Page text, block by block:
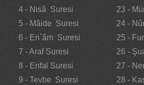
4 - Nisâ Suresi
5 - Mâide Suresi
6 - En`âm Suresi
7 - Araf Suresi
8 - Enfal Suresi
9 - Tevbe Suresi
23 -
24 -
25 -
26 -
27 -
28 -